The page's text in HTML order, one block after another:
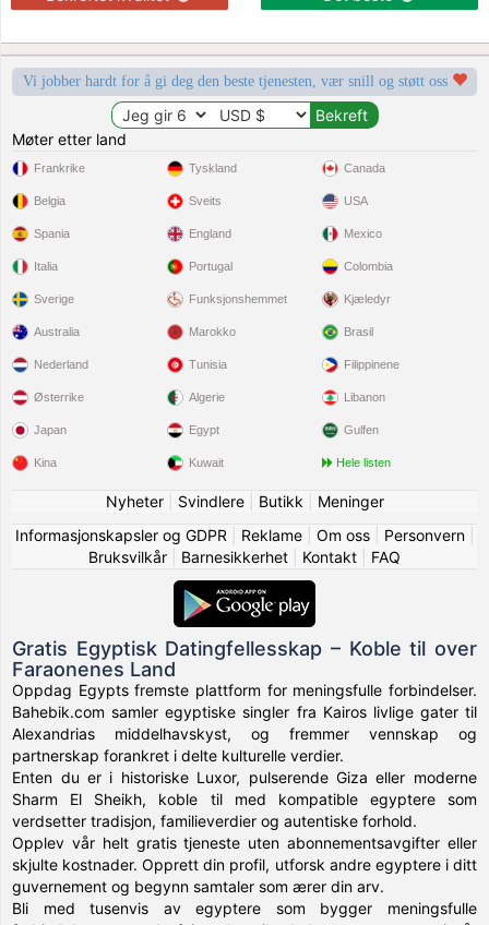
Vi jobber hardt for å gi deg den beste tjenesten, vær snill og støtt oss
Møter etter land
Frankrike
Belgia
Spania
Italia
Sverige
Tyskland
Sveits
England
Portugal
Funksjonshemmet
Canada
USA
Mexico
Colombia
Kjæledyr
Australia
Nederland
Østerrike
Japan
Kina
Marokko
Tunisia
Algerie
Egypt
Kuwait
Brasil
Filippinene
Libanon
Gulfen
Hele listen
Nyheter| Svindlere| Butikk
Meninger
Informasjonskapsler og GDPR
Reklame| Om oss| Personvern|
Bruksvilkår
Barnesikkerhet Kontakt FAQ
Gratis Egyptisk Datingfellesskap – Koble til over
Faraonenes Land
Oppdag Egypts fremste plattform for meningsfulle forbindelser.
Bahebik.com samler egyptiske singler fra Kairos livlige gater til
Alexandrias middelhavskyst, og fremmer vennskap og
partnerskap forankret i delte kulturelle verdier.
Enten du er i historiske Luxor, pulserende Giza eller moderne
Sharm El Sheikh, koble til med kompatible egyptere som
verdsetter tradisjon, familieverdier og autentiske forhold.
Opplev vår helt gratis tjeneste uten abonnementsavgifter eller
skjulte kostnader. Opprett din profil, utforsk andre egyptere i ditt
guvernement og begynn samtaler som ærer din arv.
Bli med tusenvis av egyptere som bygger meningsfulle